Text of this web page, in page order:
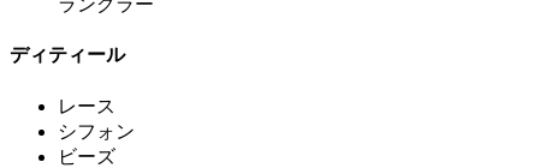
ラングラー
ディティール
レース
シフォン
ビーズ